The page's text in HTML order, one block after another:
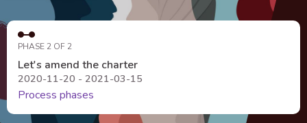
PHASE 2 OF 2
Let's amend the charter
2020-11-20 - 2021-03-15
Process phases